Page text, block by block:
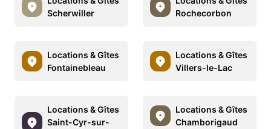
Scherwiller
Rochecorbon
Locations & Gîtes
Fontainebleau
Locations & Gîtes
Villers-le-Lac
Locations & Gîtes
Saint-Cyr-sur-
Locations & Gîtes
Chamborigaud